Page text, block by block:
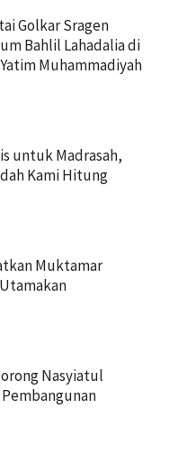
Golkar Sragen
Bahlil Lahadalia di
Muhammadiyah
untuk Madrasah,
Kami Hitung
Muktamar
Nasyiatul